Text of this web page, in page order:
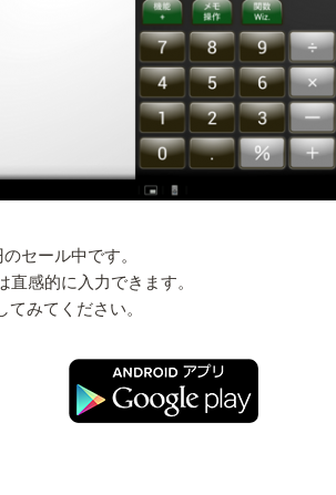
セール中です。
感的に入力できます。
みてください。